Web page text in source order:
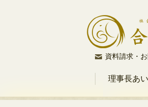
コ 資料請求・
理事長あ